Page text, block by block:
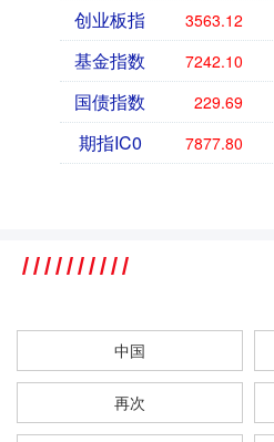
创业板指 3563.12
基金指数 7242.10
国债指数 229.69
期指IC0 7877.80
中国
再次